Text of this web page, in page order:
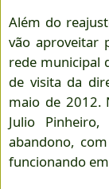
Além do
vão aproveitar
rede municipal
de visita da
maio de 2012.
Julio
abandono,
funcionando